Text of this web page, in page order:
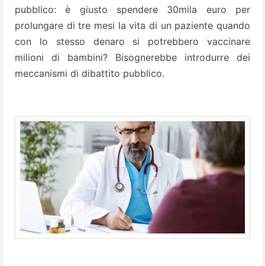
pubblico: è giusto spendere 30mila euro per
prolungare di tre mesi la vita di un paziente quando
con lo stesso denaro si potrebbero vaccinare
milioni di bambini? Bisognerebbe introdurre dei
meccanismi di dibattito pubblico.